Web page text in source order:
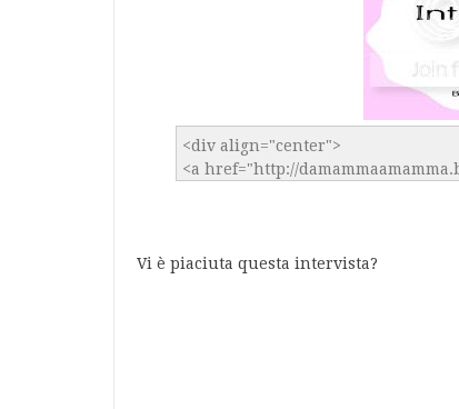
Vi è piaciuta questa intervista?